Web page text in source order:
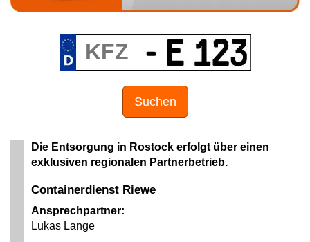
Suchen
Die Entsorgung in Rostock erfolgt über einen
exklusiven regionalen Partnerbetrieb.
Containerdienst Riewe
Ansprechpartner:
Lukas Lange